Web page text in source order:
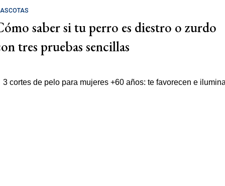
saber si tu perro es diestro o zurdo
tres pruebas sencillas